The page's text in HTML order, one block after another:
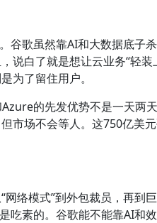
歌虽然靠AI和大数据底子
说白了就是想让云业务“轻
为了留住用户。
的先发优势不是一天两
市场不会等人。这750亿美
络模式”到外包裁员，再到
吃素的。谷歌能不能靠AI和